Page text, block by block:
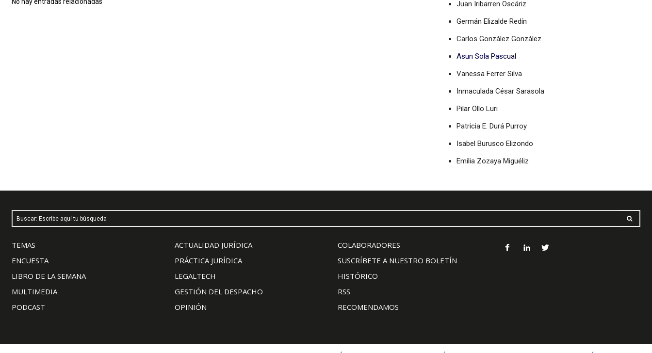
No hay entradas relacionadas
Juan Iribarren Oscáriz
Germán Elizalde Redín
Carlos González González
Asun Sola Pascual
Vanessa Ferrer Silva
Inmaculada César Sarasola
Pilar Ollo Luri
Patricia E. Durá Purroy
Isabel Burusco Elizondo
Emilia Zozaya Miguéliz
Buscar: Escribe aquí tu búsqueda
TEMAS
ENCUESTA
LIBRO DE LA SEMANA
MULTIMEDIA
PODCAST
ACTUALIDAD JURÍDICA
PRÁCTICA JURÍDICA
LEGALTECH
GESTIÓN DEL DESPACHO
OPINIÓN
COLABORADORES
SUSCRÍBETE A NUESTRO BOLETÍN
HISTÓRICO
RSS
RECOMENDAMOS